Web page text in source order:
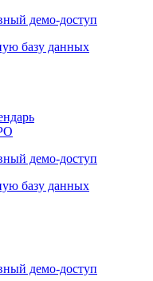
демо-доступ
базу данных
демо-доступ
базу данных
демо-доступ